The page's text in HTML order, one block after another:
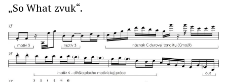
„So What zvuk“.